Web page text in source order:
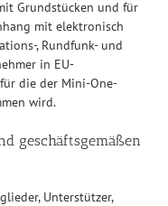
Grundstücken und für
mit elektronisch
, Rundfunk- und
in EU-
die der Mini-One-
wird.
geschäftsgemäßen
Unterstützer,